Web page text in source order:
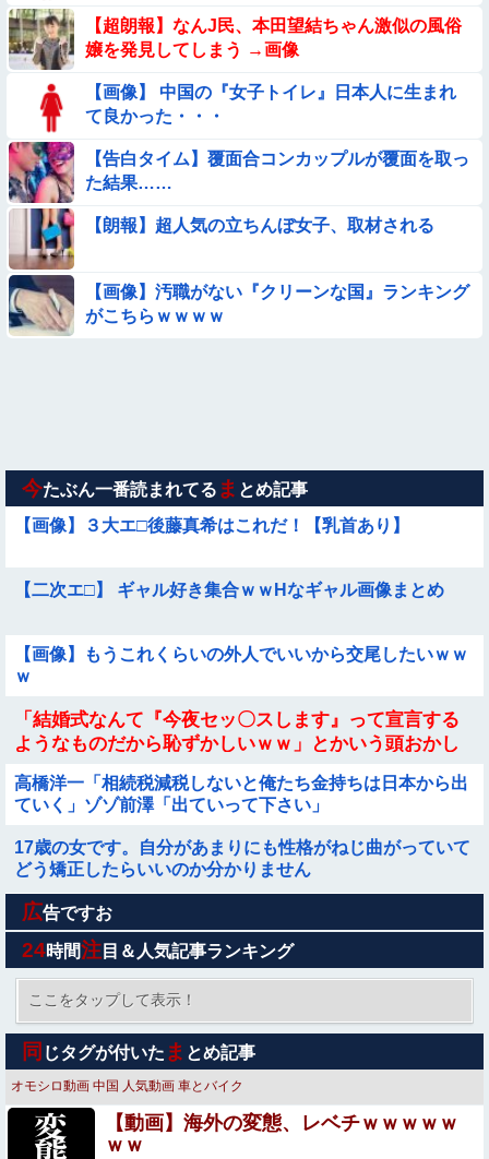
【動画】南米系のデカパイぽっちゃり女さん、配信がヱ口すぎ
ｗｗｗｗｗｗｗ
【要審議】４歳娘が描いたママのお尻ｗｗｗｗｗ【画像】
【動画】海外の変態、レベチｗｗｗｗｗｗｗ
【動画】ロシアの少年、姉（14）の水着姿に勃起してしまうｗ
ｗｗｗｗｗ
【動画あり】ボーイッシュ美少女「どうしたん？おっぱい揉
む？❤」
【参考画像】脱がしたら『残念オッパイ』を褒める時の模範解
答
【超朗報】なんJ民、本田望結ちゃん激似の風俗
嬢を発見してしまう →画像
【画像】 中国の『女子トイレ』日本人に生まれ
て良かった・・・
【告白タイム】覆面合コンカップルが覆面を取っ
た結果……
【朗報】超人気の立ちんぼ女子、取材される
【画像】汚職がない『クリーンな国』ランキング
がこちらｗｗｗｗ
今たぶん一番読まれてる ま とめ記事
【画像】３大エ□後藤真希はこれだ！【乳首あり】
【二次エ□】 ギャル好き集合ｗｗHなギャル画像まとめ
【画像】もうこれくらいの外人でいいから交尾したいｗｗ
ｗ
「結婚式なんて『今夜セッ〇スします』って宣言する
ようなものだから恥ずかしいｗｗ」とかいう頭おかし
ｗｗｗｗ
高橋洋一「相続税減税しないと俺たち金持ちは日本から出
ていく」ゾゾ前澤「出ていって下さい」
17歳の女です。自分があまりにも性格がねじ曲がっていて
どう矯正したらいいのか分かりません
【鬼シコ画像】 巨乳ババア先輩(33)、休日にセフレ男との
セク口スでイキまくってしまうｗｗｗｗｗｗｗｗｗｗｗ
【動画】あたシコ女襲来wwwwwwwwwwwwww
【画像】女芸人の吉住さん、メイクしたら普通に美人の部
類だった→ご覧くださいw w w w w w w w
【エ●漫画】乱交物のエ●漫画←これｗｗｗ
広告ですお
24時間注 目＆人気記事ランキング
ここをタップして表示！
同 じタグが付いた ま とめ記事
オモシロ動画 中国 人気動画 車とバイク
【動画】海外の変態、レベチｗｗｗｗｗ
ｗｗ